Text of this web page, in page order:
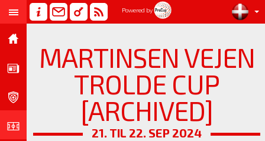
Powered by
MARTINSEN VEJEN
TROLDE CUP
[ARCHIVED]
21. TIL 22. SEP 2024